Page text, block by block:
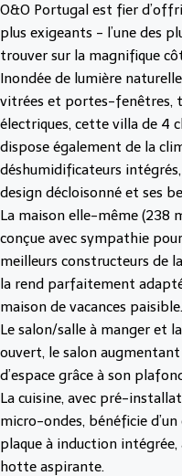
O&O Portugal est fier
plus exigeants - l’une des
trouver sur la magnifique
Inondée de lumière
vitrées et portes-fenêtres,
électriques, cette villa de 4
dispose également de la
déshumidificateurs
design décloisonné et ses
La maison elle-même (238
conçue avec sympathie
meilleurs constructeurs de
la rend parfaitement
maison de vacances paisible.
Le salon/salle à manger et
ouvert, le salon
d’espace grâce à son
La cuisine, avec pré-
micro-ondes, bénéficie
plaque à induction intégrée,
hotte aspirante.